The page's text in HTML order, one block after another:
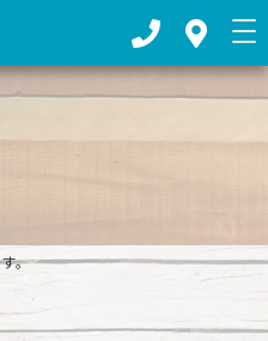
ダオートへ｜下都賀郡野木町
。